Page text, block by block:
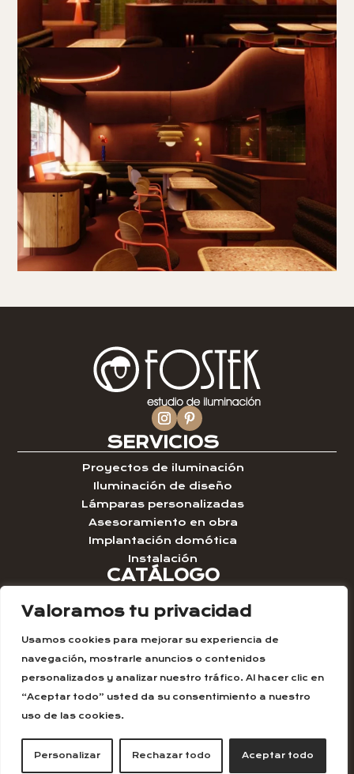
Valoramos tu privacidad
Usamos cookies para mejorar su experiencia de
navegación, mostrarle anuncios o contenidos
personalizados y analizar nuestro tráfico. Al hacer clic en
“Aceptar todo” usted da su consentimiento a nuestro
uso de las cookies.
Personalizar Rechazar todo Aceptar todo
SERVICIOS
Proyectos de iluminación
Iluminación de diseño
Lámparas personalizadas
Asesoramiento en obra
Implantación domótica
Instalación
CATÁLOGO
Iluminación técnica
Lámparas colgantes
Lámparas de pie
Lámparas sobremesa
CONTACTO
91 991 12 39
Diseño y creación web byPublydea
Aviso legal y